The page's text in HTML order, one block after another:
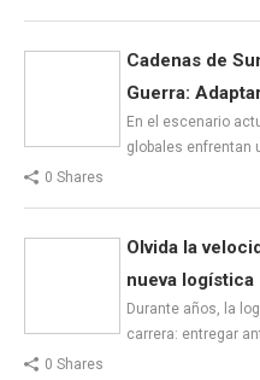
Cadenas de
Guerra:
En el escenario
globales enfrentan
0 Shares
Olvida la
nueva logística
Durante años, la
carrera: entregar
0 Shares